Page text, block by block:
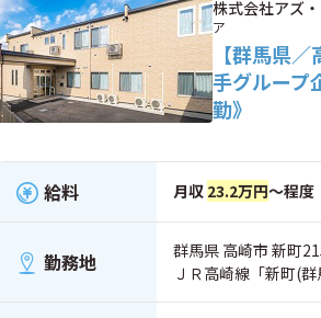
株式会社アズ
ア
【群馬県
手グループ
勤》
給料 月収 23.2万円～程度
勤務地
群馬県 高崎市 新町
ＪＲ高崎線「新町(